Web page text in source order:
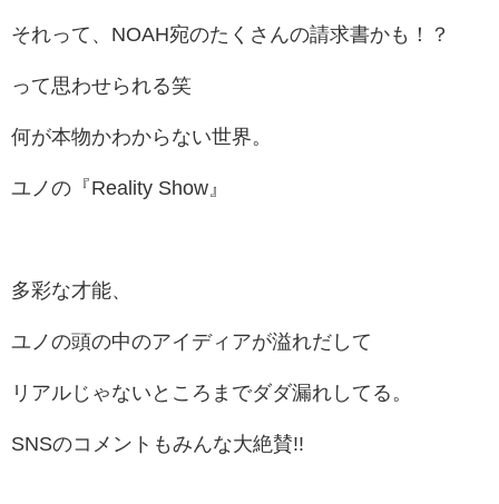
それって、NOAH宛のたくさんの請求書かも！？
って思わせられる笑
何が本物かわからない世界。
ユノの『Reality Show』
多彩な才能、
ユノの頭の中のアイディアが溢れだして
リアルじゃないところまでダダ漏れしてる。
SNSのコメントもみんな大絶賛!!